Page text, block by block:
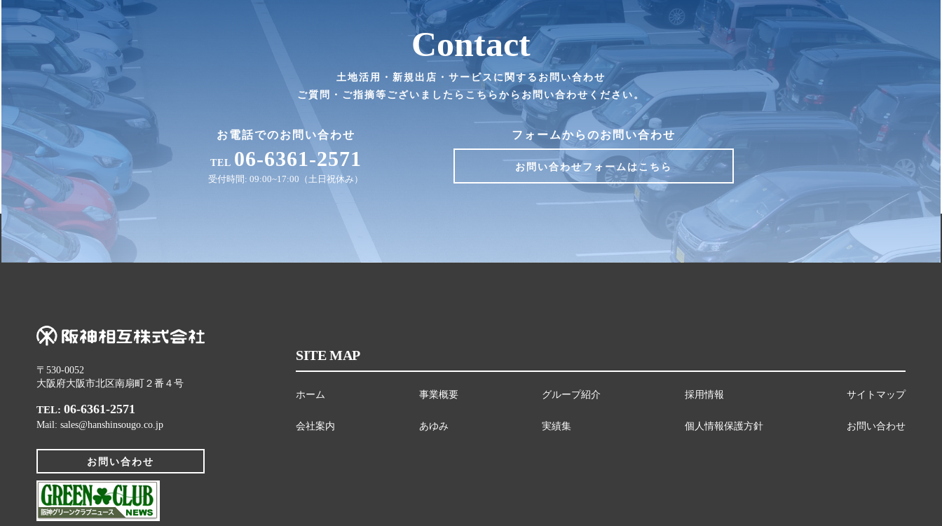
Contact
土地活用・新規出店・サービスに関するお問い合わせ
ご質問・ご指摘等ございましたらこちらからお問い合わせください。
お電話でのお問い合わせ
TEL 06-6361-2571
受付時間: 09:00~17:00（土日祝休み）
フォームからのお問い合わせ
お問い合わせフォームはこちら
〒530-0052
大阪府大阪市北区南扇町２番４号
TEL: 06-6361-2571
Mail: sales@hanshinsougo.co.jp
お問い合わせ
SITE MAP
ホーム
会社案内
事業概要
あゆみ
グループ紹介
実績集
採用情報
個人情報保護方針
サイトマップ
お問い合わせ